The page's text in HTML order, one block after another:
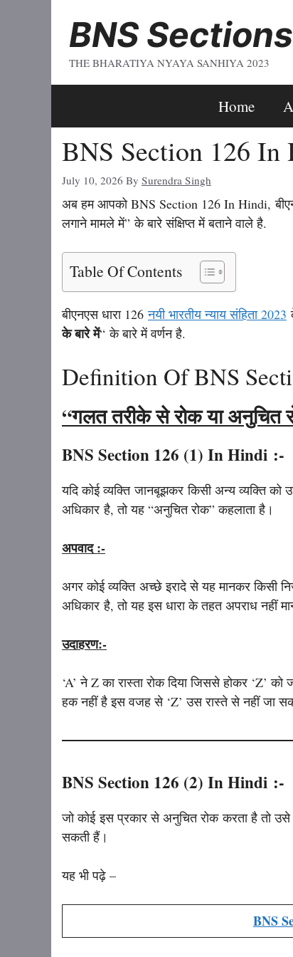
BNS Sections
THE BHARATIYA NYAYA SANHIYA 2023
Home
BNS Section 126 In
July 10, 2026 By Surendra Singh
अब हम आपको BNS Section 126 In Hindi,
लगाने मामले में” के बारे संक्षिप्त में बताने वाले है.
Table Of Contents
बीएनएस धारा 126नयी भारतीय न्याय संहिता 2023
के बारे में“ के बारे में वर्णन है.
Definition Of BNS
“गलत तरीके से रोक या अनुचित
BNS Section 126 (1) In Hindi :-
यदि कोई व्यक्ति जानबूझकर किसी अन्य व्यक्ति
अधिकार है, तो यह “अनुचित रोक” कहलाता है।
अपवाद :-
अगर कोई व्यक्ति अच्छे इरादे से यह मानकर किसी
अधिकार है, तो यह इस धारा के तहत अपराध नहीं
उदाहरण:-
‘A’ ने Z का रास्ता रोक दिया जिससे होकर ‘Z’
हक नहीं है इस वजह से ‘Z’ उस रास्ते से नहीं जा
BNS Section 126 (2) In Hindi :-
जो कोई इस प्रकार से अनुचित रोक करता है तो उसे
सकती हैं।
यह भी पढ़े –
BNS